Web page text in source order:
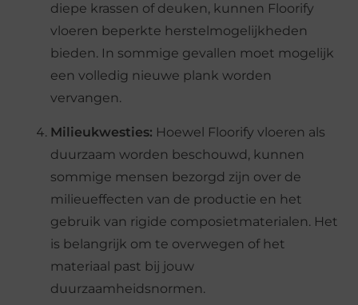
diepe krassen of deuken, kunnen Floorify
vloeren beperkte herstelmogelijkheden
bieden. In sommige gevallen moet mogelijk
een volledig nieuwe plank worden
vervangen.
Milieukwesties: Hoewel Floorify vloeren als
duurzaam worden beschouwd, kunnen
sommige mensen bezorgd zijn over de
milieueffecten van de productie en het
gebruik van rigide composietmaterialen. Het
is belangrijk om te overwegen of het
materiaal past bij jouw
duurzaamheidsnormen.